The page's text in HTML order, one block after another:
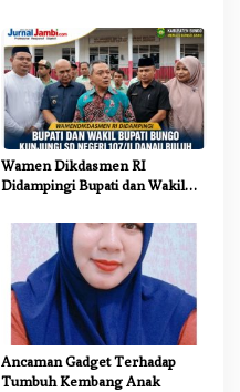
Wamen Dikdasmen RI
Didampingi Bupati dan Wakil
SD Negeri 107/II Danau Buluh
Ancaman Gadget Terhadap
Tumbuh Kembang Anak